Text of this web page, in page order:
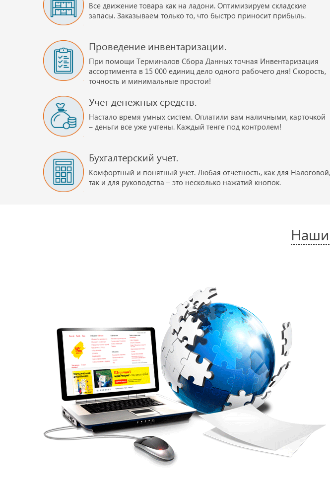
Все движение товара как на ладони. Оптимизируем складские
запасы. Заказываем только то, что быстро приносит прибыль.
Проведение инвентаризации.
При помощи Терминалов Сбора Данных точная Инвентаризация
ассортимента в 15 000 единиц дело одного рабочего дня! Скорость,
точность и минимальные простои!
Учет денежных средств.
Настало время умных систем. Оплатили вам наличными, карточкой
– деньги все уже учтены. Каждый тенге под контролем!
Бухгалтерский учет.
Комфортный и понятный учет. Любая отчетность, как для Налоговой,
так и для руководства – это несколько нажатий кнопок.
Наши